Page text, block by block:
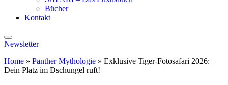
Bücher
Kontakt
Newsletter
Home » Panther Mythologie » Exklusive Tiger-Fotosafari 2026:
Dein Platz im Dschungel ruft!